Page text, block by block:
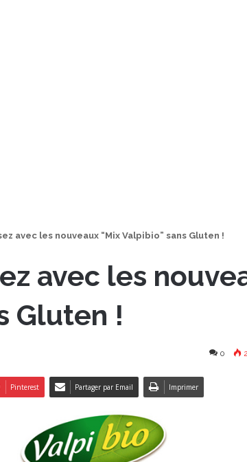
avec les nouveaux “Mix Valpibio” sans Gluten !
avec les
Gluten !
0
Pinterest Partager par Email Imprimer